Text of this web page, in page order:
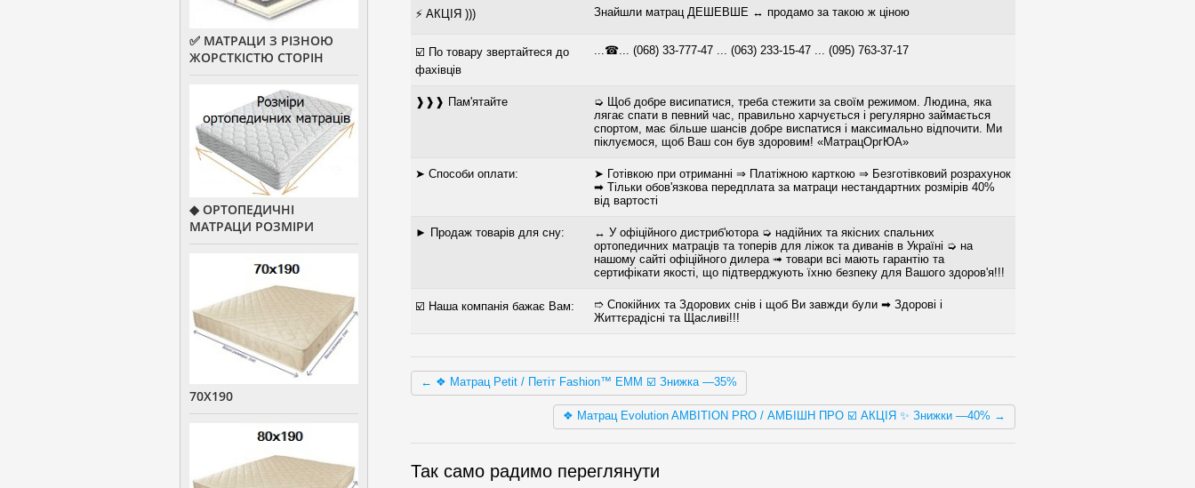
⚡ АКЦІЯ ))) Знайшли матрац ДЕШЕВШЕ ↔ продамо за такою ж ціною
☑️ По товару звертайтеся до
фахівців
...☎... (068) 33-777-47 ... (063) 233-15-47 ... (095) 763-37-17
❱❱❱ Пам'ятайте
➭ Щоб добре висипатися, треба стежити за своїм режимом. Людина, яка
лягає спати в певний час, правильно харчується і регулярно займається
спортом, має більше шансів добре виспатися і максимально відпочити. Ми
піклуємося, щоб Ваш сон був здоровим! «МатрацОргЮА»
➤ Способи оплати:
➤ Готівкою при отриманні ⇒ Платіжною карткою ⇒ Безготівковий розрахунок
➡ Тільки обов'язкова передплата за матраци нестандартних розмірів 40%
від вартості
► Продаж товарів для сну:
↔ У офіційного дистриб'ютора ➭ надійних та якісних спальних
ортопедичних матраців та топерів для ліжок та диванів в Україні ➭ на
нашому сайті офіційного дилера ➟ товари всі мають гарантію та
сертифікати якості, що підтверджують їхню безпеку для Вашого здоров'я!!!
☑️ Наша компанія бажає Вам:
➱ Спокійних та Здорових снів і щоб Ви завжди були ➡ Здорові і
Життєрадісні та Щасливі!!!
← ❖ Матрац Petit / Петіт Fashion™ ЕММ ☑️ Знижка —35%
❖ Матрац Evolution AMBITION PRO / АМБІШН ПРО ☑️ АКЦІЯ ✨ Знижки —40% →
Так само радимо переглянути
✅ МАТРАЦИ З РІЗНОЮ
ЖОРСТКІСТЮ СТОРІН
◆ ОРТОПЕДИЧНІ
МАТРАЦИ РОЗМІРИ
70Х190